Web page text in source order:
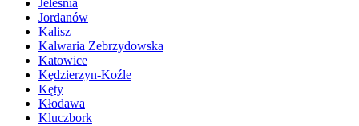
Jordanów
Kalisz
Kalwaria Zebrzydowska
Katowice
Kędzierzyn-Koźle
Kęty
Kłodawa
Kluczbork